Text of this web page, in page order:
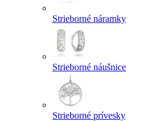
Strieborné náramky
Strieborné náušnice
Strieborné prívesky